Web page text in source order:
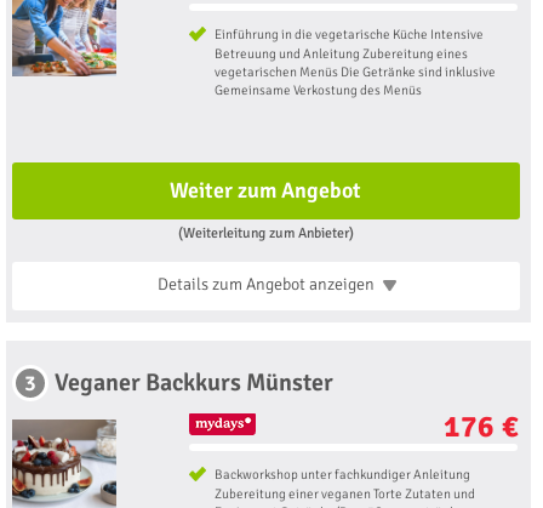
Einführung in die vegetarische Küche Intensive
Betreuung und Anleitung Zubereitung eines
vegetarischen Menüs Die Getränke sind inklusive
Gemeinsame Verkostung des Menüs
Weiter zum Angebot
(Weiterleitung zum Anbieter)
Details zum Angebotanzeigen
3 Veganer Backkurs Münster
176 €
Backworkshop unter fachkundiger Anleitung
Zubereitung einer veganen Torte Zutaten und